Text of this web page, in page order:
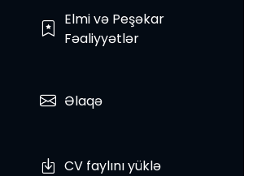
Elmi və Peşəkar
Fəaliyyətlər
Əlaqə
CV faylını yüklə